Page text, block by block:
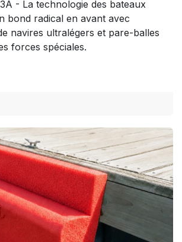
- La technologie des bateaux
bond radical en avant avec
navires ultralégers et pare-balles
forces spéciales.